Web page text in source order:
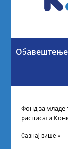
Обавештење
Фонд за младе
расписати
Сазнај више »